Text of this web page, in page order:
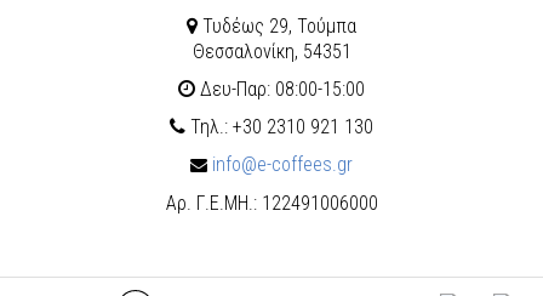
Τυδέως 29, Τούμπα
Θεσσαλονίκη, 54351
Δευ-Παρ: 08:00-15:00
Τηλ.: +30 2310 921 130
info@e-coffees.gr
Αρ. Γ.Ε.ΜΗ.: 122491006000